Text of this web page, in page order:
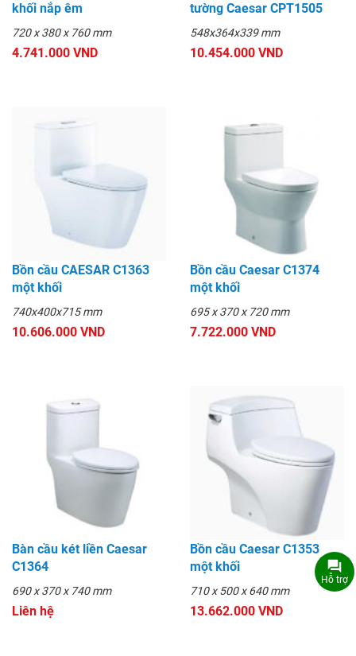
khối nắp êm
720 x 380 x 760 mm
4.741.000 VND
tường Caesar CPT1505
548x364x339 mm
10.454.000 VND
Bồn cầu CAESAR C1363
một khối
740x400x715 mm
10.606.000 VND
Bồn cầu Caesar C1374
một khối
695 x 370 x 720 mm
7.722.000 VND
Bàn cầu két liền Caesar
C1364
690 x 370 x 740 mm
Liên hệ
Bồn cầu Caesar C1353
một khối
710 x 500 x 640 mm
13.662.000 VND
Hỗ trợ